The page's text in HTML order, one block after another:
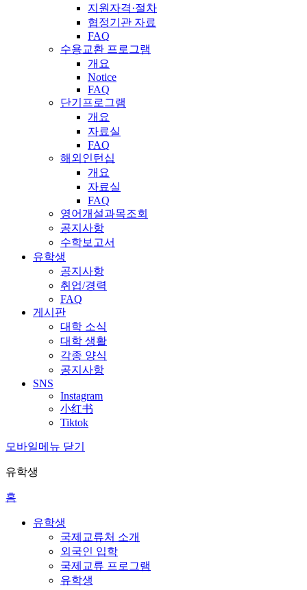
지원자격·절차
협정기관 자료
FAQ
수용교환 프로그램
개요
Notice
FAQ
단기프로그램
개요
자료실
FAQ
해외인턴십
개요
자료실
FAQ
영어개설과목조회
공지사항
수학보고서
유학생
공지사항
취업/경력
FAQ
게시판
대학 소식
대학 생활
각종 양식
공지사항
SNS
Instagram
小红书
Tiktok
모바일메뉴 닫기
유학생
홈
유학생
국제교류처 소개
외국인 입학
국제교류 프로그램
유학생